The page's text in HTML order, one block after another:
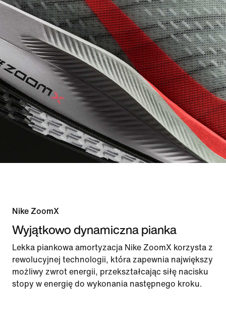
Nike ZoomX
Wyjątkowo dynamiczna pianka
Lekka piankowa amortyzacja Nike ZoomX korzysta z
rewolucyjnej technologii, która zapewnia największy
możliwy zwrot energii, przekształcając siłę nacisku
stopy w energię do wykonania następnego kroku.